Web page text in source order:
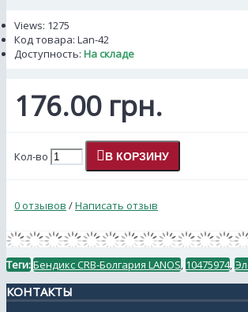
Views: 1275
Код товара: Lan-42
Доступность: На складе
176.00 грн.
Кол-во В КОРЗИНУ
0 отзывов /Написать отзыв
Теги:Бендикс CRB-Болгария LANOS, 10475974,
КОНТАКТЫ